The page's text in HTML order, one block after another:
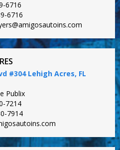
6716
6716
#304 Lehigh Acres, FL
Publix
7214
7914